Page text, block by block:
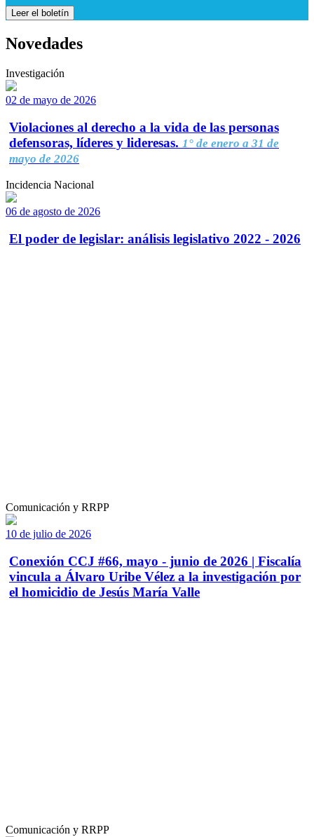
Leer el boletín
Novedades
Investigación
02 de mayo de 2026
Violaciones al derecho a la vida de las personas
defensoras, líderes y lideresas. 1° de enero a 31 de
mayo de 2026
Incidencia Nacional
06 de agosto de 2026
El poder de legislar: análisis legislativo 2022 - 2026
Comunicación y RRPP
10 de julio de 2026
Conexión CCJ #66, mayo - junio de 2026 | Fiscalía
vincula a Álvaro Uribe Vélez a la investigación por
el homicidio de Jesús María Valle
Comunicación y RRPP